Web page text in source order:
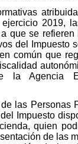
2019,
que se
del Impuesto
común que
las
Impuesto
quien
de las